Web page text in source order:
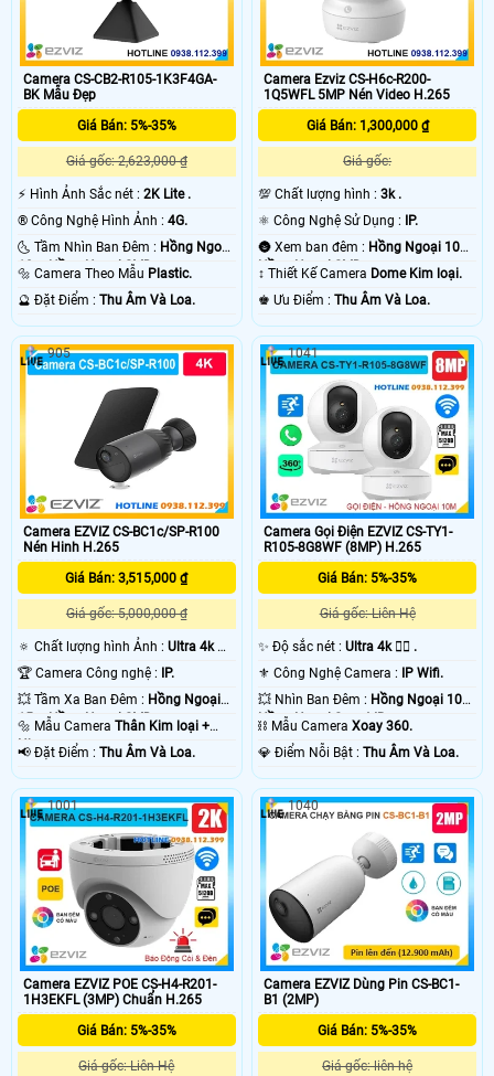
Camera CS-CB2-R105-1K3F4GA-
BK Mẫu Đẹp
Giá Bán: 5%-35%
Giá gốc: 2,623,000 ₫
️⚡ Hình Ảnh Sắc nét : 2K Lite .
®️ Công Nghệ Hình Ảnh : 4G.
🌜 Tầm Nhìn Ban Đêm : Hồng Ngoại
10m Hồng Ngoại SMD.
🔩 Camera Theo Mẫu Plastic.
️🔮 Đặt Điểm : Thu Âm Và Loa.
Camera Ezviz CS-H6c-R200-
1Q5WFL 5MP Nén Video H.265
Giá Bán: 1,300,000 ₫
Giá gốc:
💯 Chất lượng hình :3k .
⚛️ Công Nghệ Sử Dụng : IP.
🌚 Xem ban đêm : Hồng Ngoại 10m
Hồng Ngoại SMD.
↕️ Thiết Kế Camera Dome Kim loại.
️♚ Ưu Điểm :Thu Âm Và Loa.
Camera EZVIZ CS-BC1c/SP-R100
Nén Hinh H.265
Giá Bán: 3,515,000 ₫
Giá gốc: 5,000,000 ₫
🔅 Chất lượng hình Ảnh : Ultra 4k 👍🏾
.
🏆 Camera Công nghệ :
IP.
💥 Tầm Xa Ban Đêm : Hồng Ngoại
15m Hồng Ngoại SMD.
🔩 Mẫu Camera Thân Kim loại +
Nhựa.
️📢 Đặt Điểm : Thu Âm Và Loa.
905
Camera Gọi Điện EZVIZ CS-TY1-
R105-8G8WF (8MP) H.265
Giá Bán: 5%-35%
Giá gốc: Liên Hệ
✨ Độ sắc nét :Ultra 4k 👍🏾 .
⚜️ Công Nghệ Camera :
IP Wifi.
💥 Nhìn Ban Đêm : Hồng Ngoại 10m
Hồng Ngoại Smart IR.
⛓ Mẫu CameraXoay 360.
️💎 Điểm Nỗi Bật :Thu Âm Và Loa.
1041
Camera EZVIZ POE CS-H4-R201-
1H3EKFL (3MP) Chuẩn H.265
Giá Bán: 5%-35%
Giá gốc: Liên Hệ
1001
Camera EZVIZ Dùng Pin CS-BC1-
B1 (2MP)
Giá Bán: 5%-35%
Giá gốc: liên hệ
1040